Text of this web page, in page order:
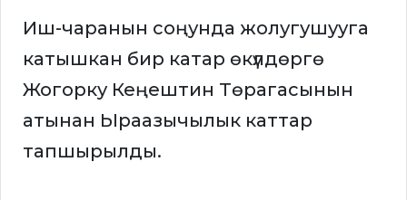
Иш-чаранын соңунда жолугушууга
катышкан бир катар өкүлдөргө
Жогорку Кеңештин Төрагасынын
атынан Ыраазычылык каттар
тапшырылды.